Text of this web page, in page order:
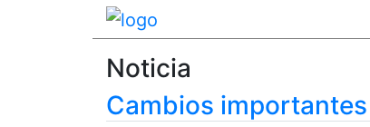
Noticia
Cambios importantes